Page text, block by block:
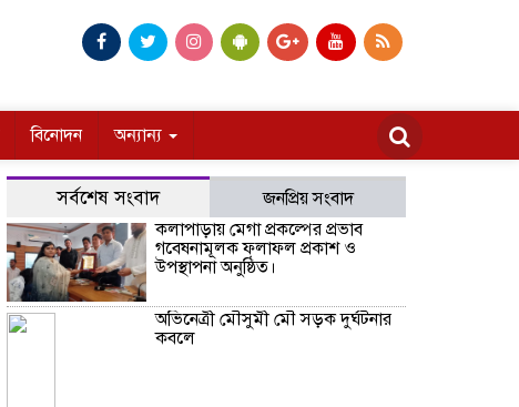
বিনোদন অন্যান্য
সর্বশেষ সংবাদ
জনপ্রিয় সংবাদ
কলাপাড়ায় মেগা প্রকল্পের প্রভাব
গবেষনামূলক ফলাফল প্রকাশ ও
উপস্থাপনা অনুষ্ঠিত।
অভিনেত্রী মৌসুমী মৌ সড়ক দুর্ঘটনার
কবলে